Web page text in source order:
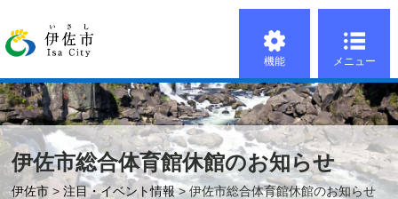
機能 メニュー
伊佐市総合体育館休館のお知らせ
伊佐市 >注目・イベント情報> 伊佐市総合体育館休館のお知らせ